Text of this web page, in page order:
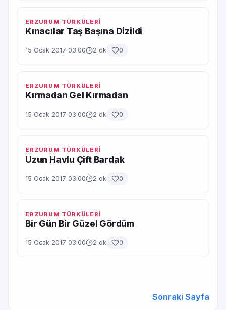
ERZURUM TÜRKÜLERİ
Kınacılar Taş Başına Dizildi
15 Ocak 2017 03:00 2 dk 0
ERZURUM TÜRKÜLERİ
Kırmadan Gel Kırmadan
15 Ocak 2017 03:00 2 dk 0
ERZURUM TÜRKÜLERİ
Uzun Havlu Çift Bardak
15 Ocak 2017 03:00 2 dk 0
ERZURUM TÜRKÜLERİ
Bir Gün Bir Güzel Gördüm
15 Ocak 2017 03:00 2 dk 0
Sonraki Sayfa